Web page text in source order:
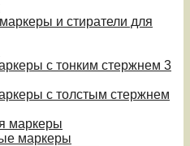
и стиратели для
с тонким стержнем 3
с толстым стержнем
маркеры
маркеры